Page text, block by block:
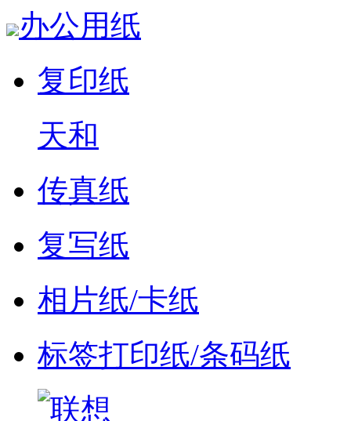
办公用纸
复印纸
天和
传真纸
复写纸
相片纸/卡纸
标签打印纸/条码纸